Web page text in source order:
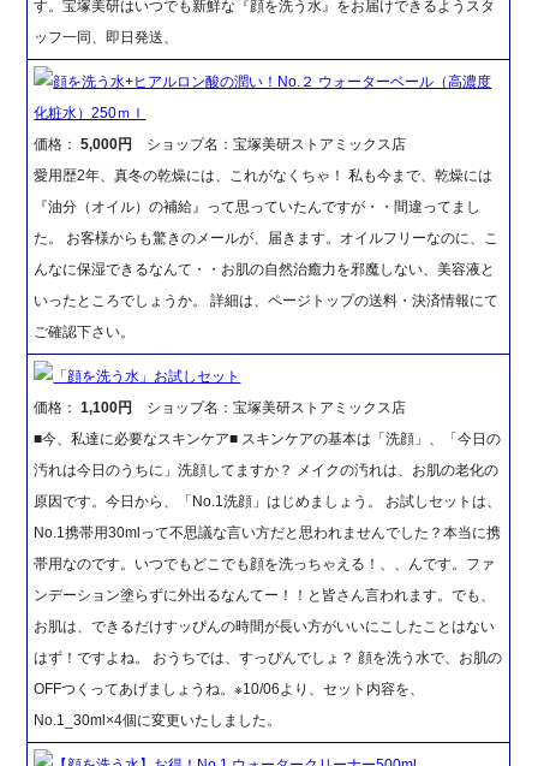
す。宝塚美研はいつでも新鮮な『顔を洗う水』をお届けできるようスタ
ッフ一同、即日発送、
顔を洗う水+ヒアルロン酸の潤い！No.２ ウォーターベール（高濃度
化粧水）250ｍｌ
価格：5,000円
ショップ名：宝塚美研ストアミックス店
愛用歴2年、真冬の乾燥には、これがなくちゃ！ 私も今まで、乾燥には
『油分（オイル）の補給』って思っていたんですが・・間違ってまし
た。 お客様からも驚きのメールが、届きます。オイルフリーなのに、こ
んなに保湿できるなんて・・お肌の自然治癒力を邪魔しない、美容液と
いったところでしょうか。 詳細は、ページトップの送料・決済情報にて
ご確認下さい。
「顔を洗う水」お試しセット
価格：1,100円
ショップ名：宝塚美研ストアミックス店
■今、私達に必要なスキンケア■ スキンケアの基本は「洗顔」、「今日の
汚れは今日のうちに」洗顔してますか？ メイクの汚れは、お肌の老化の
原因です。今日から、「No.1洗顔」はじめましょう。 お試しセットは、
No.1携帯用30mlって不思議な言い方だと思われませんでした？本当に携
帯用なのです。いつでもどこでも顔を洗っちゃえる！、、んです。ファ
ンデーション塗らずに外出るなんてー！！と皆さん言われます。でも、
お肌は、できるだけすッぴんの時間が長い方がいいにこしたことはない
はず！ですよね。 おうちでは、すっぴんでしょ？ 顔を洗う水で、お肌の
OFFつくってあげましょうね。※10/06より、セット内容を、
No.1_30ml×4個に変更いたしました。